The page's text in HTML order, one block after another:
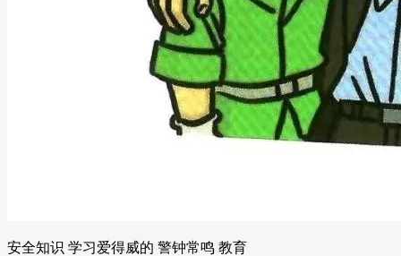
安全知识 学习爱得威的 警钟常鸣 教育